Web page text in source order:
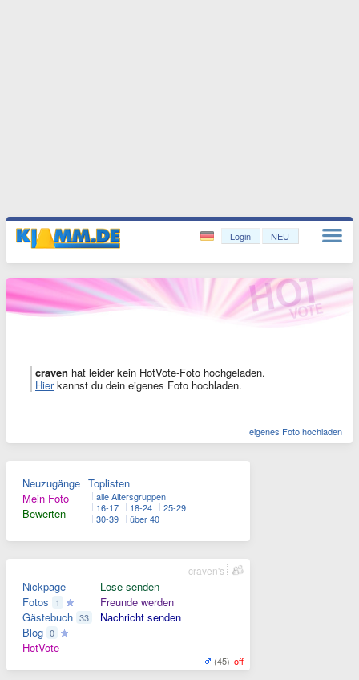
Login NEU
craven hat leider kein HotVote-Foto hochgeladen.
Hierkannst du dein eigenes Foto hochladen.
eigenes Foto hochladen
Neuzugänge
Mein Foto
Bewerten
Toplisten
alle Altersgruppen
16-17
18-24
25-29
30-39
über 40
Nickpage
Fotos
1
Gästebuch 33
Blog 0
HotVote
Lose senden
Freunde werden
Nachricht senden
(45) off
craven's